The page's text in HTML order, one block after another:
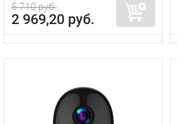
5 710 руб.
2 969,20 руб.